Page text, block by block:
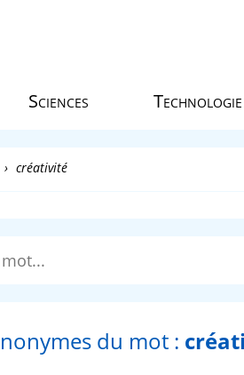
Sciences Technologie
› créativité
du mot :